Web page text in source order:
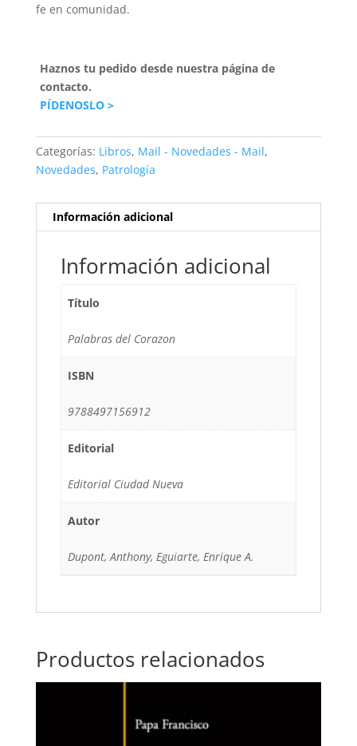
fe en comunidad.
Haznos tu pedido desde nuestra página de
contacto.
PÍDENOSLO >
Categorías: Libros, Mail - Novedades - Mail,
Novedades, Patrología
Información adicional
Información adicional
Título
Palabras del Corazon
ISBN
9788497156912
Editorial
Editorial Ciudad Nueva
Autor
Dupont, Anthony, Eguiarte, Enrique A.
Productos relacionados